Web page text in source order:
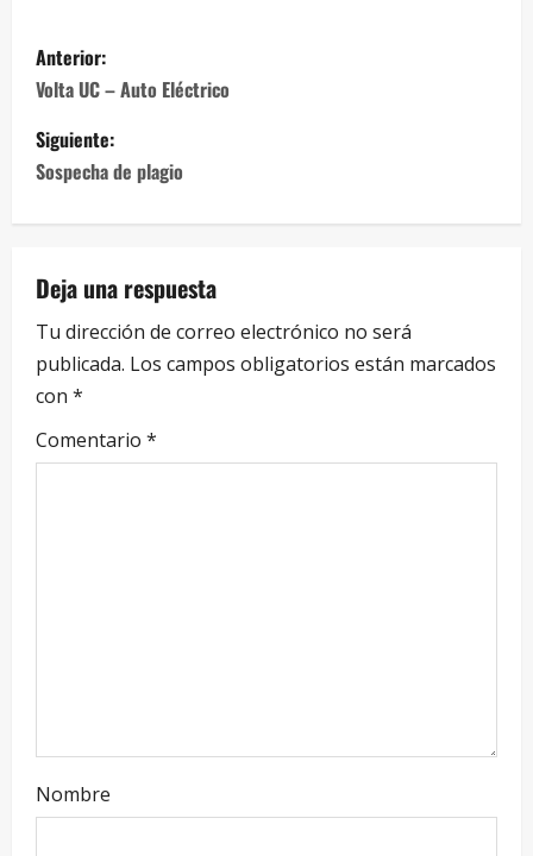
Anterior:
Volta UC – Auto Eléctrico
Siguiente:
Sospecha de plagio
Deja una respuesta
Tu dirección de correo electrónico no será
publicada. Los campos obligatorios están marcados
con *
Comentario *
Nombre